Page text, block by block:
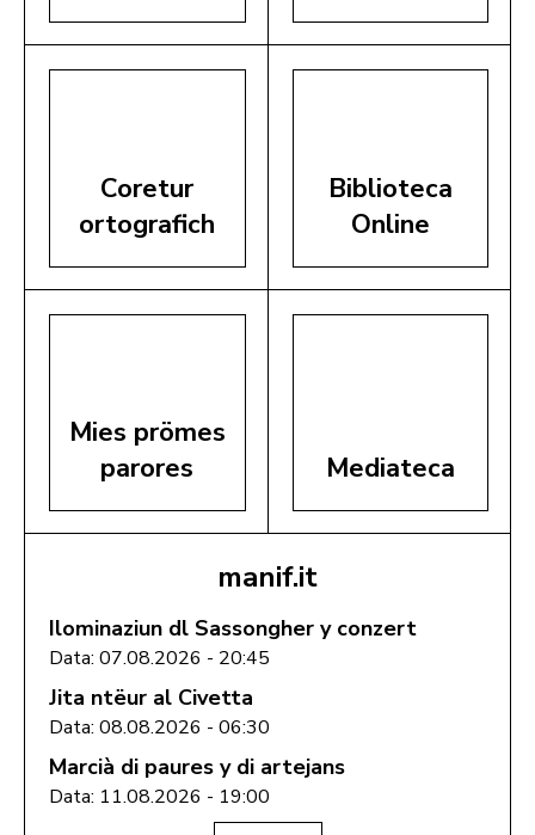
Coretur
ortografich
Biblioteca
Online
Mies prömes
parores
Mediateca
manif.it
Ilominaziun dl Sassongher y conzert
Data: 07.08.2026 - 20:45
Jita ntëur al Civetta
Data: 08.08.2026 - 06:30
Marcià di paures y di artejans
Data: 11.08.2026 - 19:00